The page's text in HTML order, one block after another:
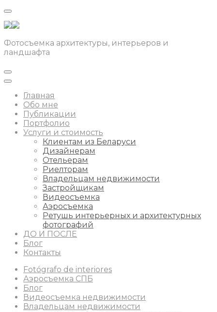
Фотосъемка архитектуры, интерьеров и
ландшафта
Главная
Обо мне
Публикации
Портфолио
Услуги и стоимость
Клиентам из Беларуси
Дизайнерам
Отельерам
Риелторам
Владельцам недвижимости
Застройщикам
Видеосъемка
Аэросъемка
Ретушь интерьерных и архитектурных
фотографий
ДО И ПОСЛЕ
Блог
Контакты
Fotógrafo de interiores
Аэросъемка СПБ
Блог
Видеосъемка недвижимости
Владельцам недвижимости